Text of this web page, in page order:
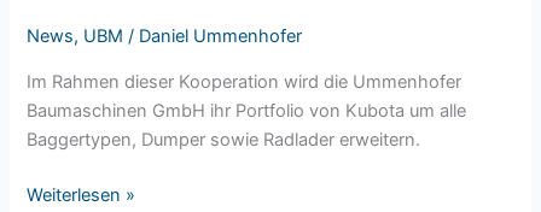
News, UBM / Daniel Ummenhofer
Im Rahmen dieser Kooperation wird die Ummenhofer
Baumaschinen GmbH ihr Portfolio von Kubota um alle
Baggertypen, Dumper sowie Radlader erweitern.
nun
Weiterlesen »